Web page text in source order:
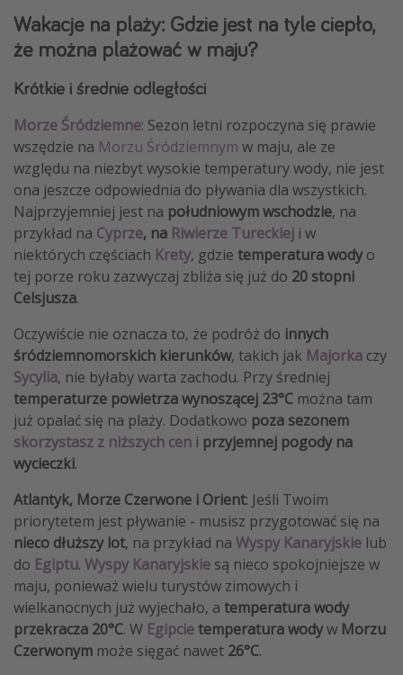
Wakacje na plaży: Gdzie jest na tyle ciepło,
że można plażować w maju?
Krótkie i średnie odległości
Morze Śródziemne: Sezon letni rozpoczyna się prawie
wszędzie na Morzu Śródziemnym w maju, ale ze
względu na niezbyt wysokie temperatury wody, nie jest
ona jeszcze odpowiednia do pływania dla wszystkich.
Najprzyjemniej jest na południowym wschodzie, na
przykład na Cyprze, na Riwierze Tureckiej i w
niektórych częściach Krety, gdzie temperatura wodyo
tej porze roku zazwyczaj zbliża się już do 20 stopni
Celsjusza.
Oczywiście nie oznacza to, że podróż do innych
śródziemnomorskich kierunków, takich jak Majorka czy
Sycylia, nie byłaby warta zachodu. Przy średniej
temperaturze powietrza wynoszącej 23°C można tam
już opalać się na plaży. Dodatkowo poza sezonem
skorzystasz z niższych cen i przyjemnej pogody na
wycieczki.
Atlantyk, Morze Czerwone i Orient: Jeśli Twoim
priorytetem jest pływanie - musisz przygotować się na
nieco dłuższy lot, na przykład na Wyspy Kanaryjskie lub
do Egiptu. Wyspy Kanaryjskie są nieco spokojniejsze w
maju, ponieważ wielu turystów zimowych i
wielkanocnych już wyjechało, a temperatura wody
przekracza 20°C. W Egipcietemperatura wodyw Morzu
Czerwonym może sięgać nawet 26°C.